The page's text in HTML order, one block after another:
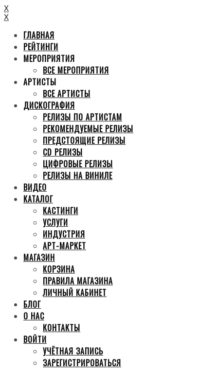
X
X
ГЛАВНАЯ
РЕЙТИНГИ
МЕРОПРИЯТИЯ
ВСЕ МЕРОПРИЯТИЯ
АРТИСТЫ
ВСЕ АРТИСТЫ
ДИСКОГРАФИЯ
РЕЛИЗЫ ПО АРТИСТАМ
РЕКОМЕНДУЕМЫЕ РЕЛИЗЫ
ПРЕДСТОЯЩИЕ РЕЛИЗЫ
CD РЕЛИЗЫ
ЦИФРОВЫЕ РЕЛИЗЫ
РЕЛИЗЫ НА ВИНИЛЕ
ВИДЕО
КАТАЛОГ
КАСТИНГИ
УСЛУГИ
ИНДУСТРИЯ
АРТ-МАРКЕТ
МАГАЗИН
КОРЗИНА
ПРАВИЛА МАГАЗИНА
ЛИЧНЫЙ КАБИНЕТ
БЛОГ
О НАС
КОНТАКТЫ
ВОЙТИ
УЧЁТНАЯ ЗАПИСЬ
ЗАРЕГИСТРИРОВАТЬСЯ